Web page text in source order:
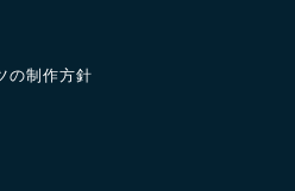
の制作方針